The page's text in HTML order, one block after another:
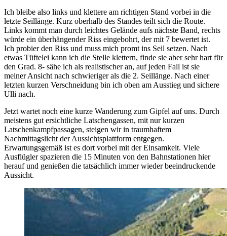
Ich bleibe also links und klettere am richtigen Stand vorbei in die
letzte Seillänge. Kurz oberhalb des Standes teilt sich die Route.
Links kommt man durch leichtes Gelände aufs nächste Band, rechts
würde ein überhängender Riss eingebohrt, der mit 7 bewertet ist.
Ich probier den Riss und muss mich promt ins Seil setzen. Nach
etwas Tüftelei kann ich die Stelle klettern, finde sie aber sehr hart für
den Grad. 8- sähe ich als realistischer an, auf jeden Fall ist sie
meiner Ansicht nach schwieriger als die 2. Seillänge. Nach einer
letzten kurzen Verschneidung bin ich oben am Ausstieg und sichere
Ulli nach.
Jetzt wartet noch eine kurze Wanderung zum Gipfel auf uns. Durch
meistens gut ersichtliche Latschengassen, mit nur kurzen
Latschenkampfpassagen, steigen wir in traumhaftem
Nachmittagslicht der Aussichtsplattform entgegen.
Erwartungsgemäß ist es dort vorbei mit der Einsamkeit. Viele
Ausflügler spazieren die 15 Minuten von den Bahnstationen hier
herauf und genießen die tatsächlich immer wieder beeindruckende
Aussicht.